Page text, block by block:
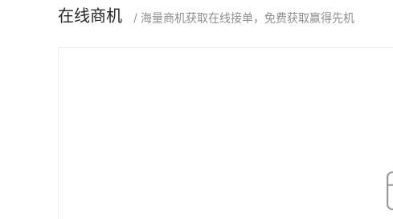
在线商机 / 海量商机获取在线接单，免费获取赢得先机